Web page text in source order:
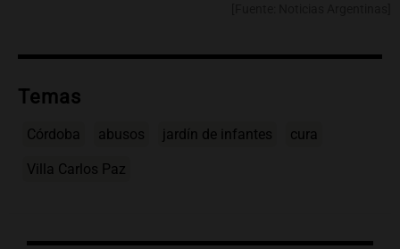
Temas
Córdoba abusos jardín de infantes cura
Villa Carlos Paz